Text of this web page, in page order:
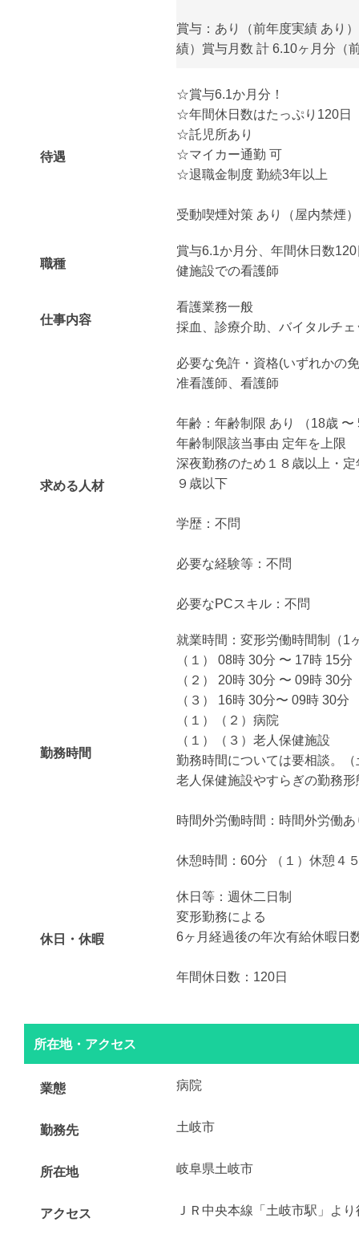
賞与：あり（前年度実績 あり
績）賞与月数 計 6.10ヶ月分（
待遇
☆賞与6.1か月分！
☆年間休日数はたっぷり120日
☆託児所あり
☆マイカー通勤 可
☆退職金制度 勤続3年以上
受動喫煙対策 あり（屋内禁煙）
職種
賞与6.1か月分、年間休日数
健施設での看護師
仕事内容
看護業務一般
採血、診療介助、バイタルチ
求める人材
必要な免許・資格(いずれかの
准看護師、看護師
年齢：年齢制限 あり （18歳 〜
年齢制限該当事由 定年を上限
深夜勤務のため１８歳以上・
９歳以下
学歴：不問
必要な経験等：不問
必要なPCスキル：不問
勤務時間
就業時間：変形労働時間制（1
（１） 08時 30分 〜 17時 15分
（２） 20時 30分 〜 09時 30分
（３） 16時 30分〜 09時 30分
（１）（２）病院
（１）（３）老人保健施設
勤務時間については要相談。
老人保健施設やすらぎの勤務
時間外労働時間：時間外労働
休憩時間：60分 （１）休憩４
休日・休暇
休日等：週休二日制
変形勤務による
6ヶ月経過後の年次有給休暇日
年間休日数：120日
所在地・アクセス
業態 病院
勤務先 土岐市
所在地 岐阜県土岐市
アクセス ＪＲ中央本線「土岐市駅」よ